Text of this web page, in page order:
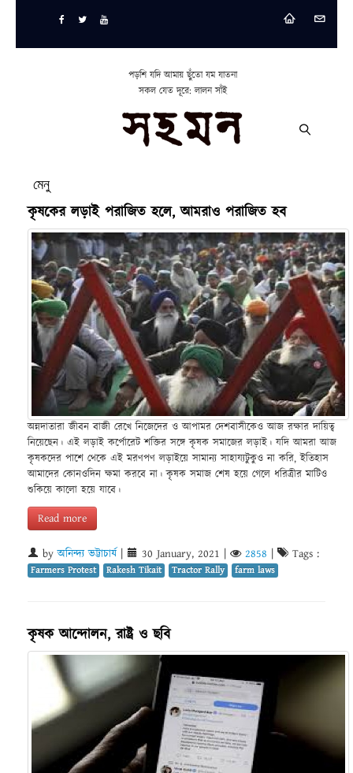
পড়শি যদি আমায় ছুঁতো যম যাতনা
সকল যেত দূরে: লালন সাঁই
মেনু
কৃষকের লড়াই পরাজিত হলে, আমরাও পরাজিত হব
অন্নদাতারা জীবন বাজী রেখে নিজেদের ও আপামর দেশবাসীকেও আজ রক্ষার দায়িত্ব
নিয়েছেন। এই লড়াই কর্পোরেট শক্তির সঙ্গে কৃষক সমাজের লড়াই। যদি আমরা আজ
কৃষকদের পাশে থেকে এই মরণপণ লড়াইয়ে সামান্য সাহায্যটুকুও না করি, ইতিহাস
আমাদের কোনওদিন ক্ষমা করবে না। কৃষক সমাজ শেষ হয়ে গেলে ধরিত্রীর মাটিও
শুকিয়ে কালো হয়ে যাবে।
Read more
byঅনিন্দ্য ভট্টাচার্য 30 January, 2021 2858 Tags :
Farmers Protest Rakesh Tikait Tractor Rally farm laws
কৃষক আন্দোলন, রাষ্ট্ৰ ও ছবি